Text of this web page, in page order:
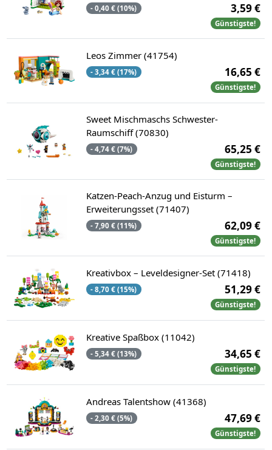
- 0,40 € (10%) 3,59 €
Günstigste!
Leos Zimmer (41754)
- 3,34 € (17%) 16,65 €
Günstigste!
Sweet Mischmaschs Schwester-
Raumschiff (70830)
- 4,74 € (7%) 65,25 €
Günstigste!
Katzen-Peach-Anzug und Eisturm –
Erweiterungsset (71407)
- 7,90 € (11%) 62,09 €
Günstigste!
Kreativbox – Leveldesigner-Set (71418)
- 8,70 € (15%) 51,29 €
Günstigste!
Kreative Spaßbox (11042)
- 5,34 € (13%) 34,65 €
Günstigste!
Andreas Talentshow (41368)
- 2,30 € (5%) 47,69 €
Günstigste!